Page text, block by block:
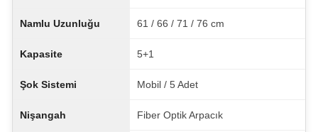
Namlu Uzunluğu 61 / 66 / 71 / 76 cm
Kapasite 5+1
Şok Sistemi Mobil / 5 Adet
Nişangah Fiber Optik Arpacık